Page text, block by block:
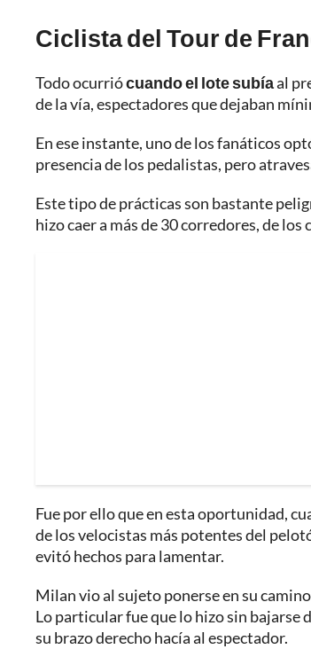
Ciclista del Tour de
Todo ocurriócuando el lote subíaal
de la vía, espectadores que dejaban
En ese instante, uno de los fanáticos
presencia de los pedalistas, pero
Este tipo de prácticas son bastante
hizo caer a más de 30 corredores, de
Fue por ello que en esta oportunidad,
de los velocistas más potentes del
evitó hechos para lamentar.
Milan vio al sujeto ponerse en su
Lo particular fue que lo hizo sin bajarse
su brazo derecho hacía al espectador.